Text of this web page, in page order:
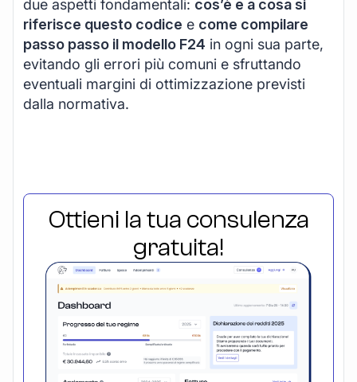
due aspetti fondamentali: cos’è e a cosa si
riferisce questo codice e come compilare
passo passo il modello F24 in ogni sua parte,
evitando gli errori più comuni e sfruttando
eventuali margini di ottimizzazione previsti
dalla normativa.
Ottieni la tua consulenza
gratuita!